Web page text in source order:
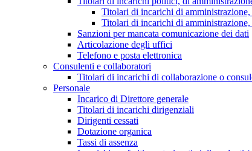
Titolari di incarichi di
Titolari di incarichi di
Sanzioni per mancata comunicazione dei dati
Articolazione degli uffici
Telefono e posta elettronica
Consulenti e collaboratori
Titolari di incarichi di collaborazione o
Personale
Incarico di Direttore generale
Titolari di incarichi dirigenziali
Dirigenti cessati
Dotazione organica
Tassi di assenza